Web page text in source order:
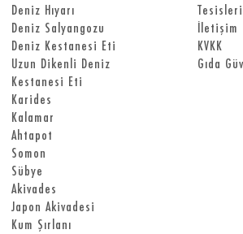
Deniz Hıyarı
Deniz Salyangozu
Deniz Kestanesi Eti
Uzun Dikenli Deniz
Kestanesi Eti
Karides
Kalamar
Ahtapot
Somon
Sübye
Akivades
Japon Akivadesi
Kum Şırlanı
İletişim
KVKK
Gıda